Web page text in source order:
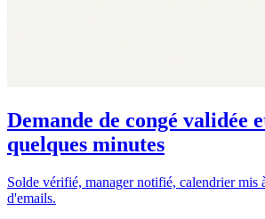
Demande de congé validée
quelques minutes
Solde vérifié, manager notifié, calendrier mis
d'emails.